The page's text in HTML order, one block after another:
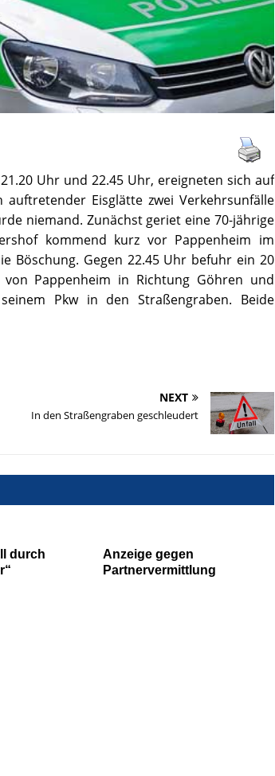
Uhr und 22.45 Uhr, ereigneten sich auf
Eisglätte zwei Verkehrsunfälle
niemand. Zunächst geriet eine 70-jährige
kommend kurz vor Pappenheim im
Böschung. Gegen 22.45 Uhr befuhr ein 20
Pappenheim in Richtung Göhren und
Pkw in den Straßengraben. Beide
NEXT
In den Straßengraben geschleudert
durch
Anzeige gegen
Partnervermittlung